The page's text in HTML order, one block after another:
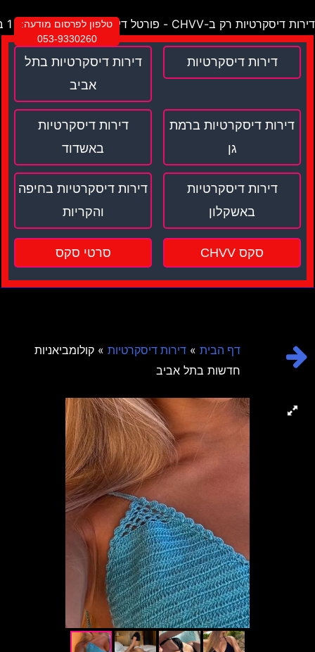
דירות דיסקרטיות רק ב-CHVV - פורטל דירות דיסקרטיות מספר 1 בישראל !
טלפון לפרסום מודעה:
053-9330260
דירות דיסקרטיות
דירות דיסקרטיות בתל
אביב
דירות דיסקרטיות ברמת
גן
דירות דיסקרטיות
באשדוד
דירות דיסקרטיות
באשקלון
דירות דיסקרטיות בחיפה
והקריות
סקס CHVV סרטי סקס
דף הבית» דירות דיסקרטיות» קולומביאניות
חדשות בתל אביב